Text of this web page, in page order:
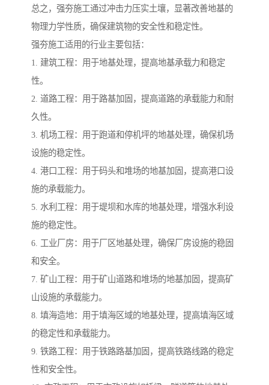
总之，强夯施工通过冲击力压实土壤，显著改善地基的
物理力学性质，确保建筑物的安全性和稳定性。
强夯施工适用的行业主要包括：
1. 建筑工程：用于地基处理，提高地基承载力和稳定
性。
2. 道路工程：用于路基加固，提高道路的承载能力和耐
久性。
3. 机场工程：用于跑道和停机坪的地基处理，确保机场
设施的稳定性。
4. 港口工程：用于码头和堆场的地基加固，提高港口设
施的承载能力。
5. 水利工程：用于堤坝和水库的地基处理，增强水利设
施的稳定性。
6. 工业厂房：用于厂区地基处理，确保厂房设施的稳固
和安全。
7. 矿山工程：用于矿山道路和堆场的地基加固，提高矿
山设施的承载能力。
8. 填海造地：用于填海区域的地基处理，提高填海区域
的稳定性和承载能力。
9. 铁路工程：用于铁路路基加固，提高铁路线路的稳定
性和安全性。